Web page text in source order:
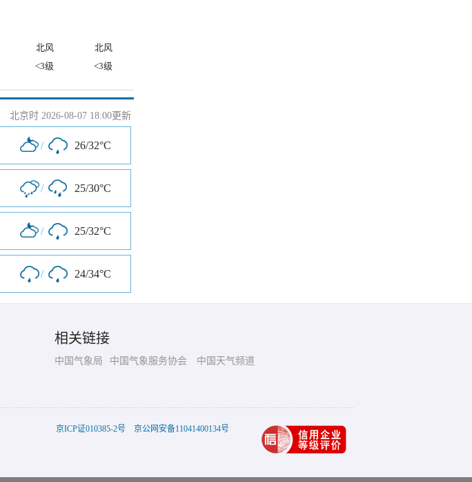
北风
北风
<3级 <3级
北京时 2026-08-07 18:00更新
/ 26/32°C
/ 25/30°C
/ 25/32°C
/ 24/34°C
相关链接
中国气象局 中国气象服务协会 中国天气频道
京ICP证010385-2号 京公网安备11041400134号